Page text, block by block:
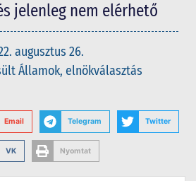
jelenleg nem elérhető
augusztus 26.
Államok, elnökválasztás
Email Telegram Twitter
VK Nyomtat